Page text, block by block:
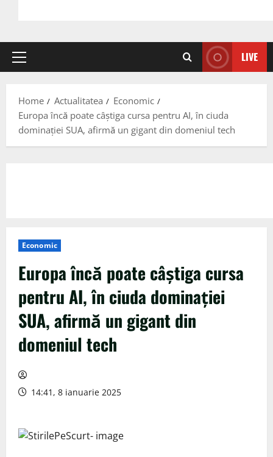
Primary
LIVE
Home Actualitatea
Economic
Europa încă poate câştiga cursa pentru AI, în ciuda
dominaţiei SUA, afirmă un gigant din domeniul tech
Economic
Europa încă poate câştiga cursa
pentru AI, în ciuda dominaţiei
SUA, afirmă un gigant din
domeniul tech
14:41, 8 ianuarie 2025